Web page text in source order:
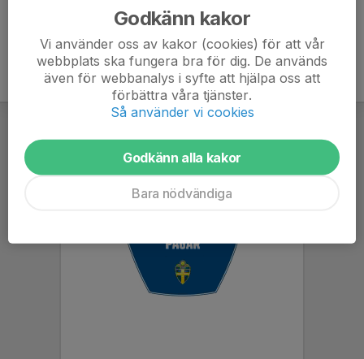
Godkänn kakor
Vi använder oss av kakor (cookies) för att vår
webbplats ska fungera bra för dig. De används
även för webbanalys i syfte att hjälpa oss att
förbättra våra tjänster.
Så använder vi cookies
Godkänn alla kakor
Bara nödvändiga